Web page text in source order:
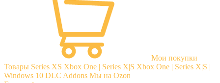
Мои покупки
Товары Series XS Xbox One | Series X|S Xbox One | Series X|S |
Windows 10 DLC Addons Мы на Ozon